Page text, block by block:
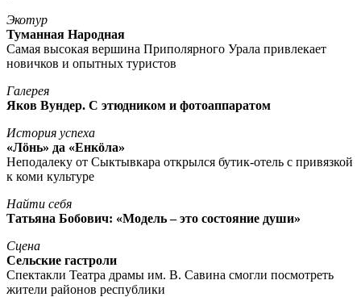
Экотур
Туманная Народная
Самая высокая вершина Приполярного Урала привлекает
новичков и опытных туристов
Галерея
Яков Вундер. С этюдником и фотоаппаратом
История успеха
«Лöнь» да «Енкöла»
Неподалеку от Сыктывкара открылся бутик-отель с привязкой
к коми культуре
Найти себя
Татьяна Бобович: «Модель – это состояние души»
Сцена
Сельские гастроли
Спектакли Театра драмы им. В. Савина смогли посмотреть
жители районов республики